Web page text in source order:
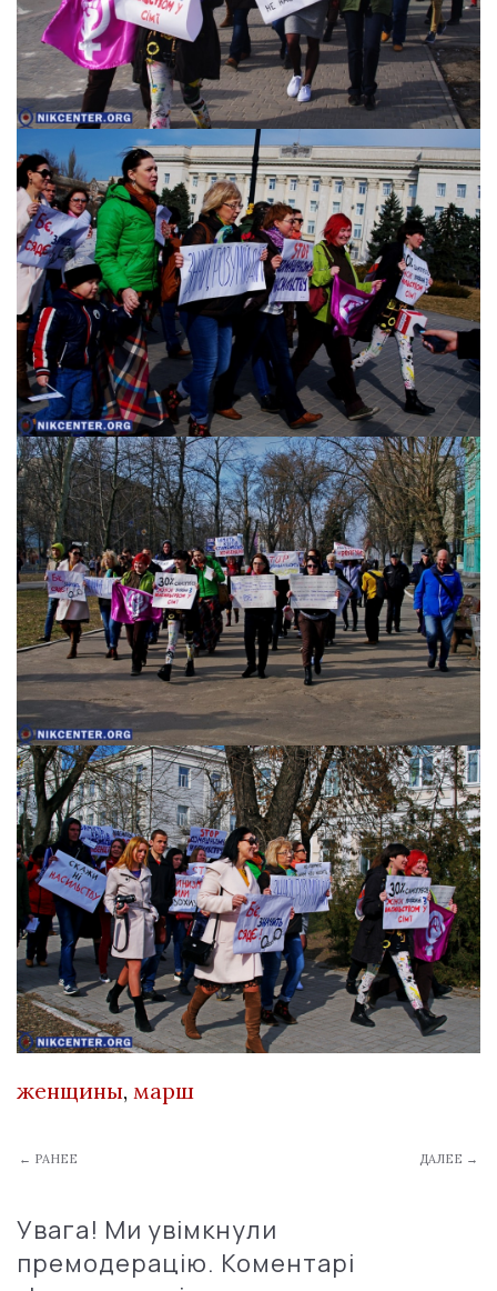
женщины, марш
← РАНЕЕ ДАЛЕЕ →
Увага! Ми увімкнули
премодерацію. Коментарі